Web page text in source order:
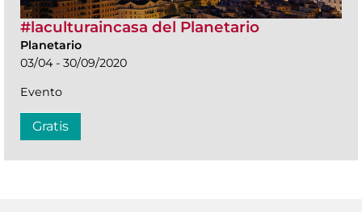
#laculturaincasa del Planetario
Planetario
03/04 - 30/09/2020
Evento
Gratis